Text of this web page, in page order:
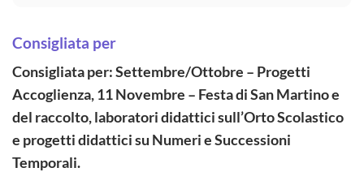
Consigliata per
Consigliata per: Settembre/Ottobre – Progetti
Accoglienza, 11 Novembre – Festa di San Martino e
del raccolto, laboratori didattici sull’Orto Scolastico
e progetti didattici su Numeri e Successioni
Temporali.